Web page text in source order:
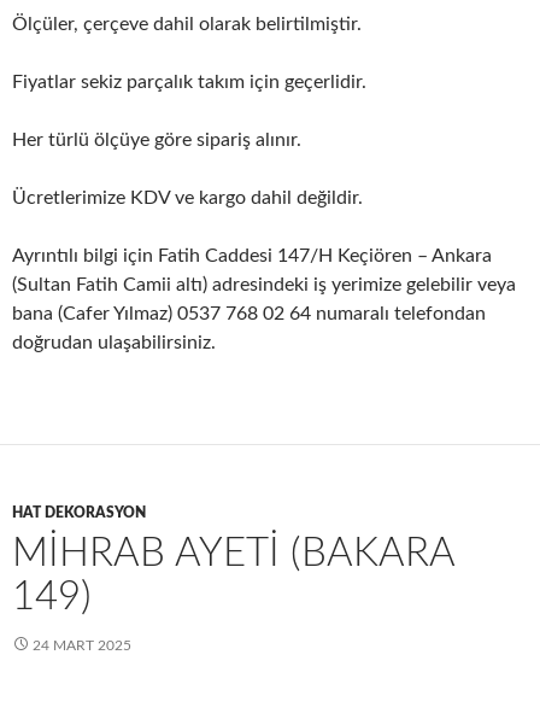
Ölçüler, çerçeve dahil olarak belirtilmiştir.
Fiyatlar sekiz parçalık takım için geçerlidir.
Her türlü ölçüye göre sipariş alınır.
Ücretlerimize KDV ve kargo dahil değildir.
Ayrıntılı bilgi için Fatih Caddesi 147/H Keçiören – Ankara
(Sultan Fatih Camii altı) adresindeki iş yerimize gelebilir veya
bana (Cafer Yılmaz) 0537 768 02 64 numaralı telefondan
doğrudan ulaşabilirsiniz.
HAT DEKORASYON
MİHRAB AYETİ (BAKARA
149)
24 MART 2025